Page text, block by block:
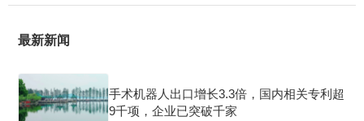
最新新闻
手术机器人出口增长3.3倍，国内相关专利超
9千项，企业已突破千家